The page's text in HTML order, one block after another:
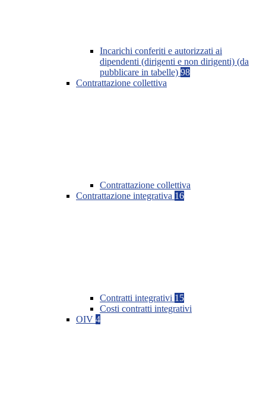
Incarichi conferiti e autorizzati ai
dipendenti (dirigenti e non dirigenti) (da
pubblicare in tabelle) 98
Contrattazione collettiva
Contrattazione collettiva
Contrattazione integrativa 16
Contratti integrativi 15
Costi contratti integrativi
OIV 4